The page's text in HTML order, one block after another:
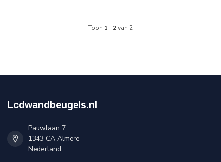
Toon 1 - 2van 2
Lcdwandbeugels.nl
Pauwlaan 7
1343 CA Almere
Nederland